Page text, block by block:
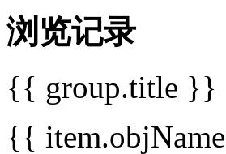
浏览记录
{{ group.title }}
{{